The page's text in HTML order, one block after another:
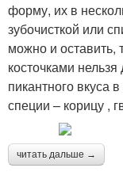
форму, их в
зубочисткой или
можно и оставить,
косточками
пикантного вкуса
специи – корицу ,
читать дальше →